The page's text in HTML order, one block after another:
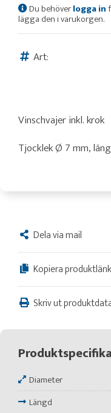
Du behöverlogga in
lägga den i varukorgen.
Art:
Vinschvajer inkl. krok
Tjocklek Ø 7 mm,
Dela via mail
Kopiera
Skriv ut
Diameter
Längd